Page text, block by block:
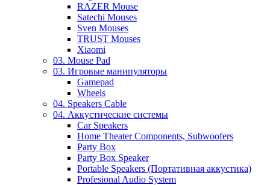
RAZER Mouse
Satechi Mouses
Sven Mouses
TRUST Mouses
Xiaomi
03. Mouse Pad
03. Игровые манипуляторы
Gamepad
Wheels
04. Speakers Cable
04. Аккустические системы
Car Speakers
Home Theater Components, Subwoofers
Party Box
Party Box Speaker
Portable Speakers (Портативная аккустика)
Profesional Audio System